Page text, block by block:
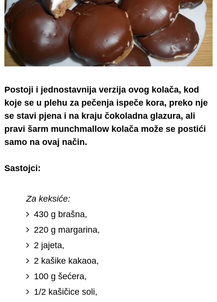
Postoji i jednostavnija verzija ovog kolača, kod
koje se u plehu za pečenja ispeče kora, preko nje
se stavi pjena i na kraju čokoladna glazura, ali
pravi šarm munchmallow kolača može se postići
samo na ovaj način.
Sastojci:
Za keksiće:
430 g brašna,
220 g margarina,
2 jajeta,
2 kašike kakaoa,
100 g šećera,
1/2 kašičice soli,